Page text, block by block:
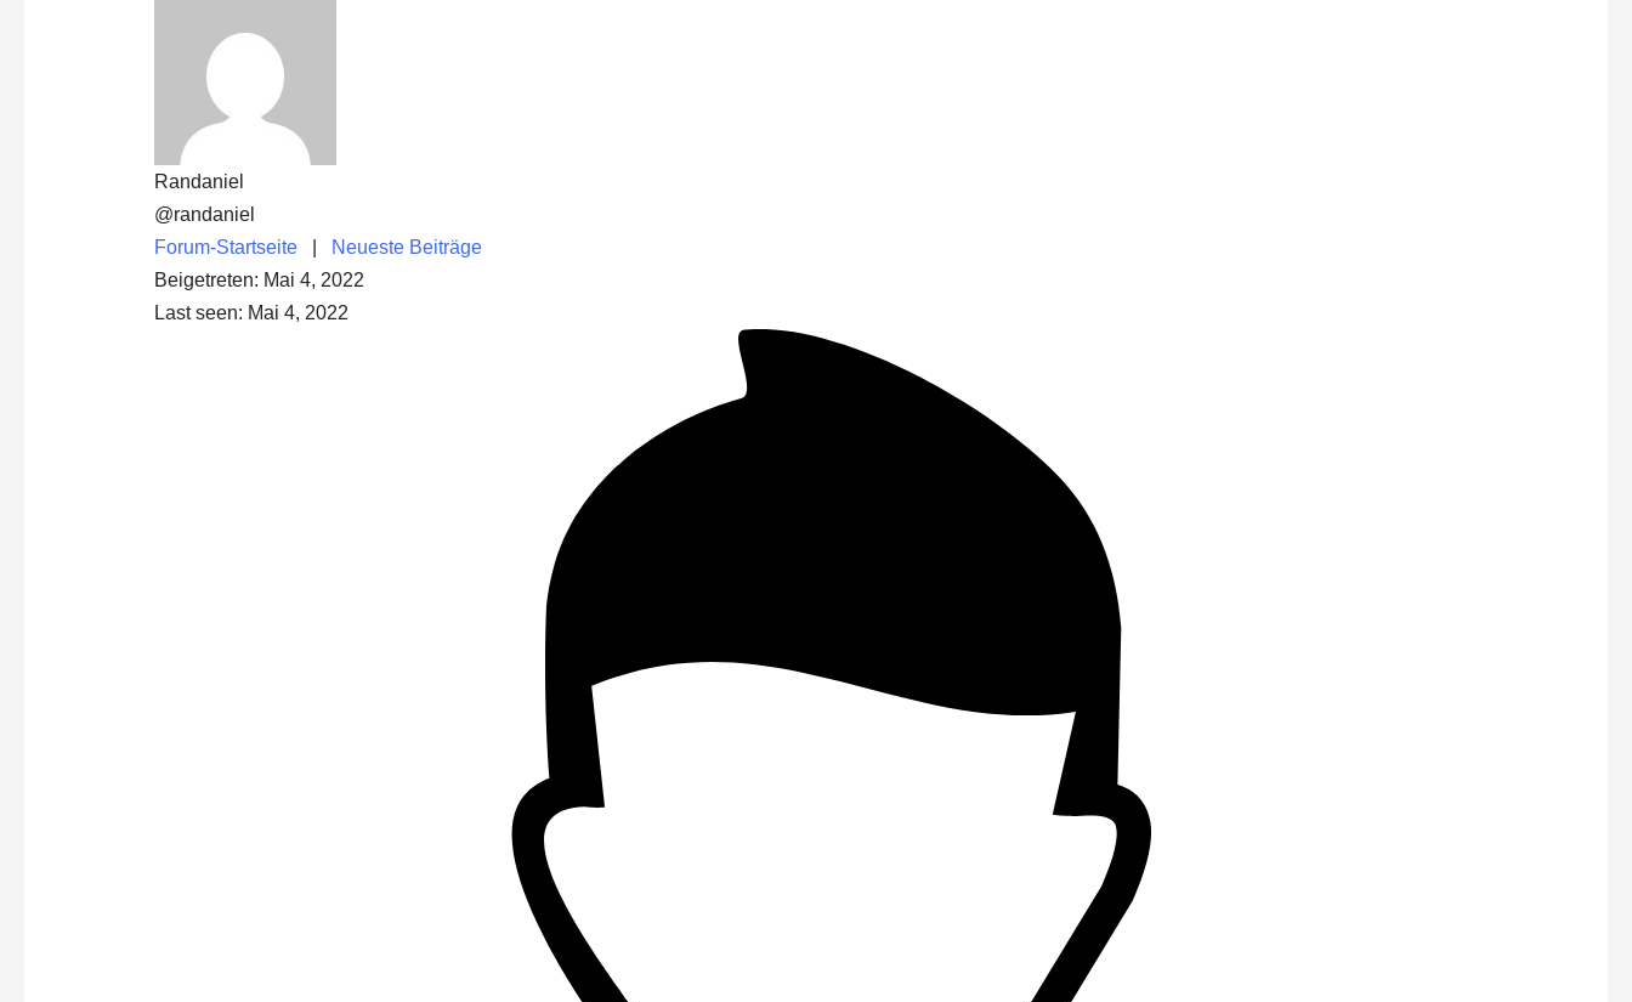
Randaniel
@randaniel
Forum-Startseite|
Neueste Beiträge
Beigetreten: Mai 4, 2022
Last seen: Mai 4, 2022